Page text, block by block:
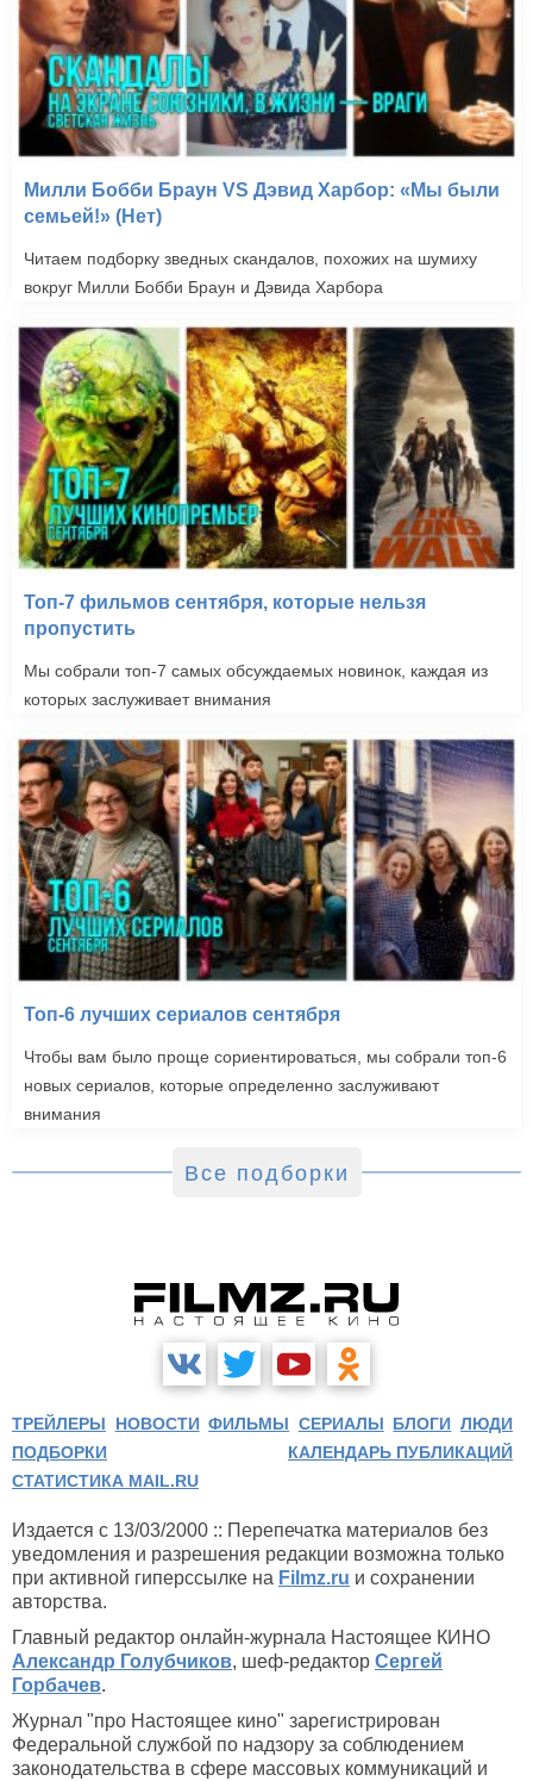
Милли Бобби Браун VS Дэвид Харбор: «Мы были
семьей!» (Нет)
Читаем подборку зведных скандалов, похожих на шумиху
вокруг Милли Бобби Браун и Дэвида Харбора
Топ-7 фильмов сентября, которые нельзя
пропустить
Мы собрали топ-7 самых обсуждаемых новинок, каждая из
которых заслуживает внимания
Топ-6 лучших сериалов сентября
Чтобы вам было проще сориентироваться, мы собрали топ-6
новых сериалов, которые определенно заслуживают
внимания
Все подборки
ТРЕЙЛЕРЫ НОВОСТИ ФИЛЬМЫ СЕРИАЛЫ БЛОГИ ЛЮДИ
ПОДБОРКИ
КАЛЕНДАРЬ ПУБЛИКАЦИЙ
СТАТИСТИКА MAIL.RU
Издается с 13/03/2000 :: Перепечатка материалов без
уведомления и разрешения редакции возможна только
при активной гиперссылке на Filmz.ru и сохранении
авторства.
Главный редактор онлайн-журнала Настоящее КИНО
Александр Голубчиков, шеф-редактор Сергей
Горбачев.
Журнал "про Настоящее кино" зарегистрирован
Федеральной службой по надзору за соблюдением
законодательства в сфере массовых коммуникаций и